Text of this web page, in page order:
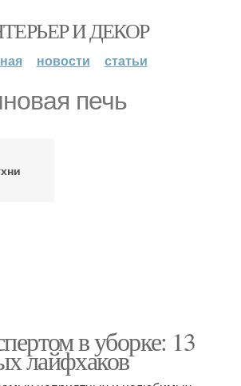
И ДЕКОР
новости статьи
печь
в уборке: 13
лайфхаков